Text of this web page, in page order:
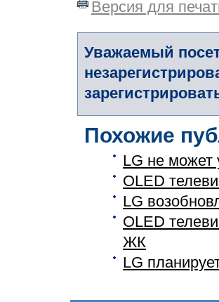
Версия для
Уважаемый
Похожие
LG не может
OLED
LG
OLED
ЖК
LG